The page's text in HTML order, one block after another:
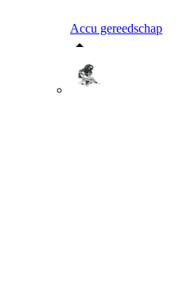
Accu gereedschap